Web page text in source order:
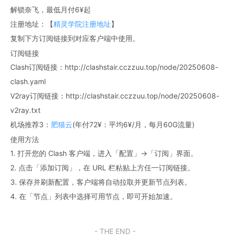
解锁奈飞，最低月付6¥起
注册地址：【精灵学院注册地址】
复制下方订阅链接到对应客户端中使用。
订阅链接
Clash订阅链接：http://clashstair.cczzuu.top/node/20250608-
clash.yaml
V2ray订阅链接：http://clashstair.cczzuu.top/node/20250608-
v2ray.txt
机场推荐3： 肥猫云(年付72¥：平均6¥/月，每月60G流量)
使用方法
1. 打开您的 Clash 客户端，进入「配置」→「订阅」界面。
2. 点击「添加订阅」，在 URL 栏粘贴上方任一订阅链接。
3. 保存并刷新配置，客户端将自动拉取并更新节点列表。
4. 在「节点」列表中选择可用节点，即可开始加速。
- THE END -